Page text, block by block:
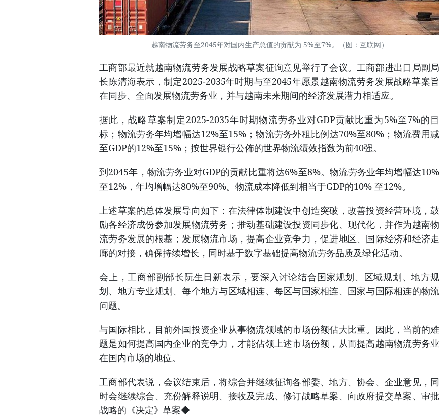
越南物流劳务至2045年对国内生产总值的贡献为 5%至7%。（图：互联网）
工商部最近就越南物流劳务发展战略草案征询意见举行了会议。工商部进出口局副局
长陈清海表示，制定2025-2035年时期与至2045年愿景越南物流劳务发展战略草案旨
在同步、全面发展物流劳务业，并与越南未来期间的经济发展潜力相适应。
据此，战略草案制定2025-2035年时期物流劳务业对GDP贡献比重为5%至7%的目
标；物流劳务年均增幅达12%至15%；物流劳务外租比例达70%至80%；物流费用减
至GDP的12%至15%；按世界银行公佈的世界物流绩效指数为前40强。
到2045年，物流劳务业对GDP的贡献比重将达6%至8%。物流劳务业年均增幅达10%
至12%，年均增幅达80%至90%。物流成本降低到相当于GDP的10% 至12%。
上述草案的总体发展导向如下：在法律体制建设中创造突破，改善投资经营环境，鼓
励各经济成份参加发展物流劳务；推动基础建设投资同步化、现代化，并作为越南物
流劳务发展的根基；发展物流市场，提高企业竞争力，促进地区、国际经济和经济走
廊的对接，确保持续增长，同时基于数字基础提高物流劳务品质及绿化活动。
会上，工商部副部长阮生日新表示，要深入讨论结合国家规划、区域规划、地方规
划、地方专业规划、每个地方与区域相连、每区与国家相连、国家与国际相连的物流
问题。
与国际相比，目前外国投资企业从事物流领域的市场份额佔大比重。因此，当前的难
题是如何提高国内企业的竞争力，才能佔领上述市场份额，从而提高越南物流劳务业
在国内市场的地位。
工商部代表说，会议结束后，将综合并继续征询各部委、地方、协会、企业意见，同
时会继续综合、充份解释说明、接收及完成、修订战略草案、向政府提交草案、审批
战略的《决定》草案◆